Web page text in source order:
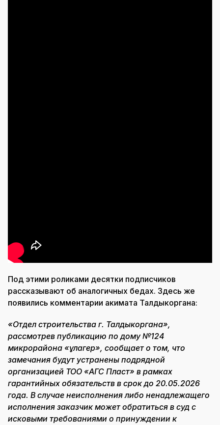
Под этими роликами десятки подписчиков
рассказывают об аналогичных бедах. Здесь же
появились комментарии акимата Талдыкоргана:
«Отдел строительства г. Талдыкоргана»,
рассмотрев публикацию по дому №124
микрорайона «Құлагер», сообщает о том, что
замечания будут устранены подрядной
организацией ТОО «АГС Пласт» в рамках
гарантийных обязательств в срок до 20.05.2026
года. В случае неисполнения либо ненадлежащего
исполнения заказчик может обратиться в суд с
исковыми требованиями о принуждении к